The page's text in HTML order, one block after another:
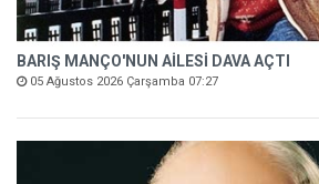
BARIŞ MANÇO'NUN AİLESİ DAVA AÇTI
05 Ağustos 2026 Çarşamba 07:27